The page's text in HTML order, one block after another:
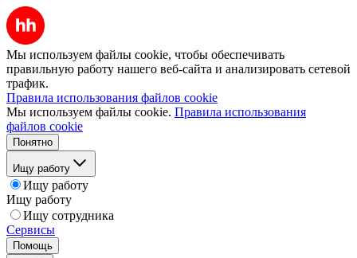
Мы используем файлы cookie, чтобы обеспечивать
правильную работу нашего веб-сайта и анализировать сетевой
трафик.
Правила использования файлов cookie
Мы используем файлы cookie. Правила использования
файлов cookie
Понятно
Ищу работу
Ищу работу
Ищу работу
Ищу сотрудника
Сервисы
Помощь